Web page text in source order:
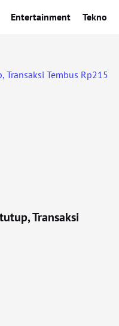
Entertainment Tekno
Transaksi